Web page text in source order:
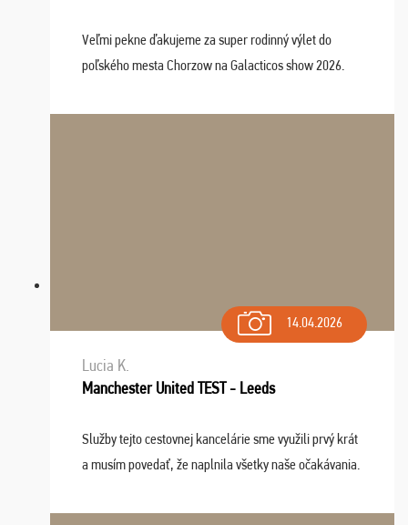
Veľmi pekne ďakujeme za super rodinný výlet do
poľského mesta Chorzow na Galacticos show 2026.
Navštívili sme aj zábavný park Legendia, previe ...
14.04.2026
Lucia K.
Manchester United TEST - Leeds
Služby tejto cestovnej kancelárie sme využili prvý krát
a musím povedať, že naplnila všetky naše očakávania.
dispozícii nonstop (milí, profesionálni ...